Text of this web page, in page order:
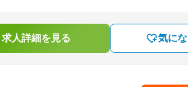
求人詳細を見る 気に